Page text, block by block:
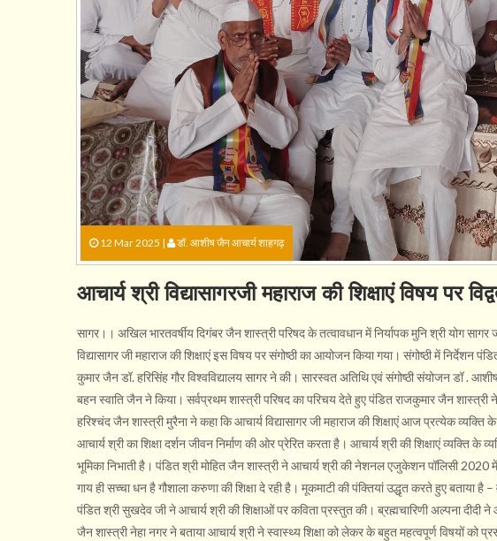
12 Mar 2025 | डॉ. आशीष जैन आचार्य शाहगढ़
आचार्य श्री विद्यासागरजी महाराज की शिक्षाएं विषय पर
सागर।। अखिल भारतवर्षीय दिगंबर जैन शास्त्री परिषद के तत्वावधान में निर्यापक मुनि श्री योग
विद्यासागर जी महाराज की शिक्षाएं इस विषय पर संगोष्ठी का आयोजन किया गया। संगोष्ठी में निर्देशन
कुमार जैन डॉ. हरिसिंह गौर विश्वविद्यालय सागर ने की। सारस्वत अतिथि एवं संगोष्ठी संयोजन डॉ .
बहन स्वाति जैन ने किया। सर्वप्रथम शास्त्री परिषद का परिचय देते हुए पंडित राजकुमार जैन शास्त्री
हरिश्चंद जैन शास्त्री मुरैना ने कहा कि आचार्य विद्यासागर जी महाराज की शिक्षाएं आज प्रत्येक
आचार्य श्री का शिक्षा दर्शन जीवन निर्माण की ओर प्रेरित करता है। आचार्य श्री की शिक्षाएं व्यक्ति
भूमिका निभाती है। पंडित श्री मोहित जैन शास्त्री ने आचार्य श्री की नेशनल एजुकेशन पॉलिसी
गाय ही सच्चा धन है गौशाला करुणा की शिक्षा दे रही है। मूकमाटी की पंक्तियां उद्धृत करते हुए बताया
पंडित श्री सुखदेव जी ने आचार्य श्री की शिक्षाओं पर कविता प्रस्तुत की। ब्रह्मचारिणी अल्पना दीदी
जैन शास्त्री नेहा नगर ने बताया आचार्य श्री ने स्वास्थ्य शिक्षा को लेकर के बहुत महत्वपूर्ण विषयों